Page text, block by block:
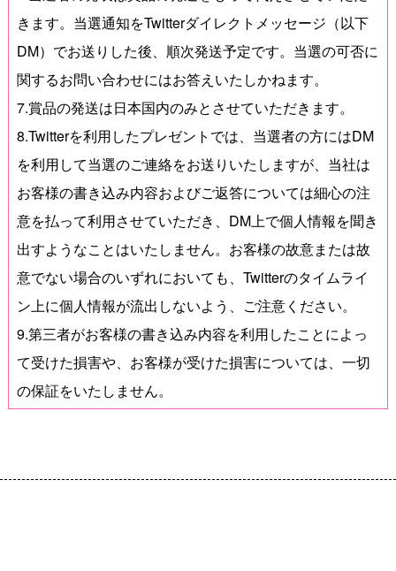
きます。当選通知をTwitterダイレクトメッセージ（以下
DM）でお送りした後、順次発送予定です。当選の可否に
関するお問い合わせにはお答えいたしかねます。
7.賞品の発送は日本国内のみとさせていただきます。
8.Twitterを利用したプレゼントでは、当選者の方にはDM
を利用して当選のご連絡をお送りいたしますが、当社は
お客様の書き込み内容およびご返答については細心の注
意を払って利用させていただき、DM上で個人情報を聞き
出すようなことはいたしません。お客様の故意または故
意でない場合のいずれにおいても、Twitterのタイムライ
ン上に個人情報が流出しないよう、ご注意ください。
9.第三者がお客様の書き込み内容を利用したことによっ
て受けた損害や、お客様が受けた損害については、一切
の保証をいたしません。